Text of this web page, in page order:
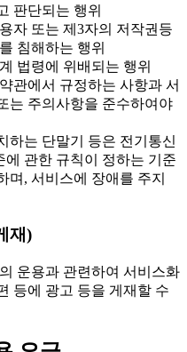
판단되는 행위
자 또는 제3자의 저작권등
침해하는 행위
법령에 위배되는 행위
관에서 규정하는 사항과 서
는 주의사항을 준수하여야
하는 단말기 등은 전기통신
에 관한 규칙이 정하는 기준
며, 서비스에 장애를 주지
재)
운용과 관련하여 서비스화
등에 광고 등을 게재할 수